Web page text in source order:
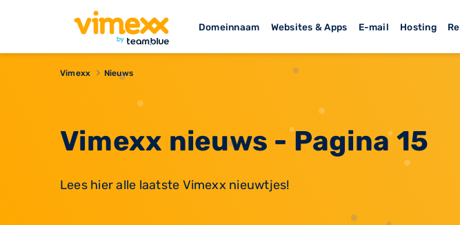
Domeinnaam Websites & Apps E-mail Hosting
Vimexx Nieuws
Vimexx nieuws - Pagina 15
Lees hier alle laatste Vimexx nieuwtjes!